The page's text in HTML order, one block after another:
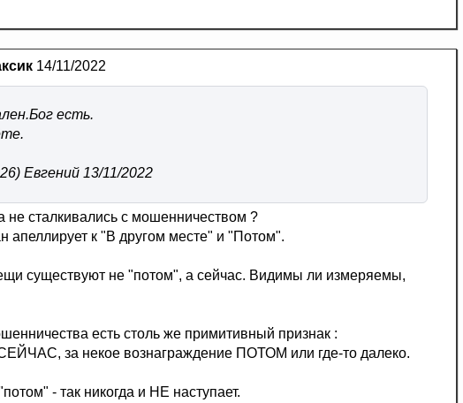
14/11/2022
есть.
Евгений 13/11/2022
не сталкивались с мошенничеством ?
апеллирует к "В другом месте" и "Потом".
существуют не "потом", а сейчас. Видимы ли измеряемы,
есть столь же примитивный признак :
СЕЙЧАС, за некое вознаграждение ПОТОМ или где-то далеко.
- так никогда и НЕ наступает.